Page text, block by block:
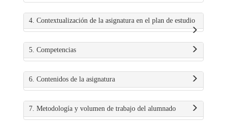
4. Contextualización de la asignatura en el plan de estudio
5. Competencias
6. Contenidos de la asignatura
7. Metodología y volumen de trabajo del alumnado